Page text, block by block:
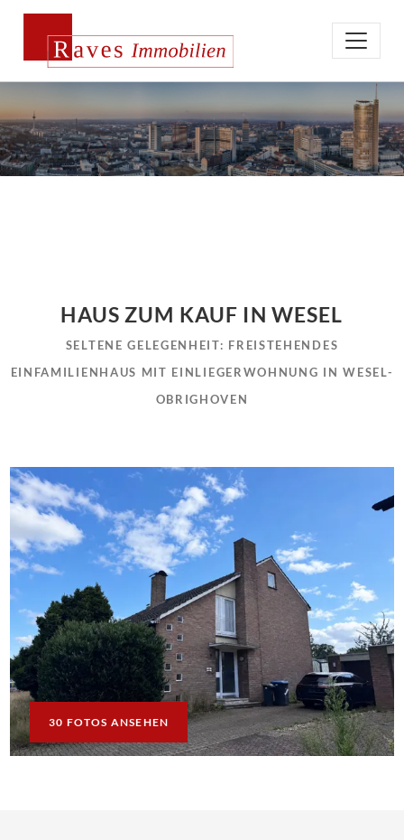
HAUS ZUM KAUF IN WESEL
SELTENE GELEGENHEIT: FREISTEHENDES
EINFAMILIENHAUS MIT EINLIEGERWOHNUNG IN WESEL-
OBRIGHOVEN
30 FOTOS ANSEHEN